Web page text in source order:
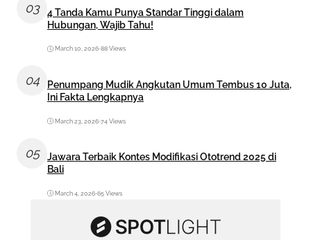
03
4 Tanda Kamu Punya Standar Tinggi dalam
Hubungan, Wajib Tahu!
March 10, 2026•88 Views
04
Penumpang Mudik Angkutan Umum Tembus 10 Juta,
Ini Fakta Lengkapnya
March 23, 2026•74 Views
05
Jawara Terbaik Kontes Modifikasi Ototrend 2025 di
Bali
March 4, 2026•65 Views